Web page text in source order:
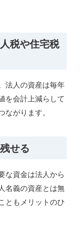
税や住宅税
法人の資産は毎年
を会計上減らして
がります。
せる
な資金は法人から
名義の資産とは無
ともメリットのひ